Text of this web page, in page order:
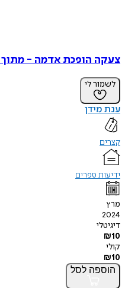
צעקה הופכת אדמה - מתוך
לשמור לי
ענת מידן
קצרים
ידיעות ספרים
מרץ
2024
דיגיטלי
₪10
קולי
₪10
הוספה לסל